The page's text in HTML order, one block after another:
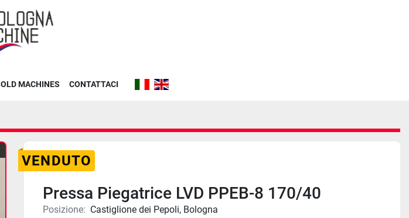
SOLD MACHINES CONTATTACI
VENDUTO
Pressa Piegatrice LVD PPEB-8 170/40
Posizione: Castiglione dei Pepoli, Bologna